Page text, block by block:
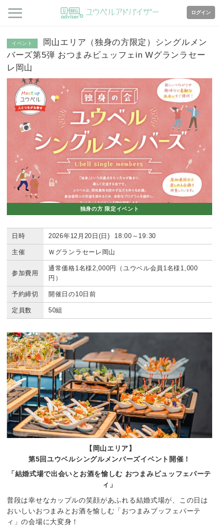
ログイン
イベント
岡山エリア（独身の方限定）シングルメン
バーズ第5弾 おつまみビュッフェin Wグランラセー
レ岡山
独身の方 限定イベント
日時 2026年12月20日(日) 18:00～19:30
主催 Ｗグランラセーレ岡山
参加費用
通常価格1名様2,000円（ユウベル会員1名様1,000
円）
予約締切 開催日の10日前
定員数 50組
【岡山エリア】
第5回ユウベルシングルメンバーズイベント開催！
「結婚式場で出会いとお酒を愉しむ おつまみビュッフェパーテ
ィ」
普段は幸せなカップルの笑顔があふれる結婚式場が、この日は
おいしいおつまみとお酒を愉しむ「おつまみブッフェパーテ
ィ」の会場に大変身！